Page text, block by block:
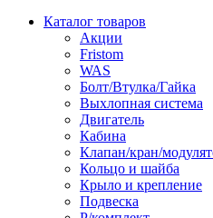
Каталог товаров
Акции
Fristom
WAS
Болт/Втулка/Гайка
Выхлопная система
Двигатель
Кабина
Клапан/кран/
Кольцо и шайба
Крыло и крепление
Подвеска